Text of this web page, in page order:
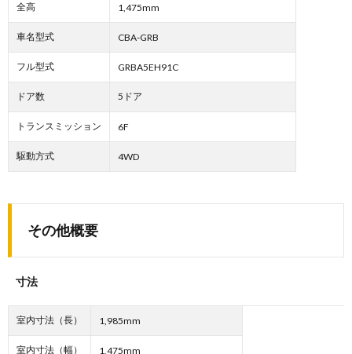
全高 1,475mm
車名型式 CBA-GRB
フル型式 GRBA5EH91C
ドア数 5ドア
トランスミッション 6F
駆動方式 4WD
その他概要
寸法
室内寸法（長） 1,985mm
室内寸法（幅） 1,475mm